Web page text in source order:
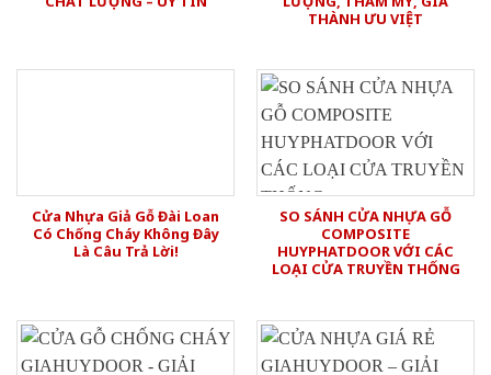
THÀNH ƯU VIỆT
Cửa Nhựa Giả Gỗ Đài Loan
Có Chống Cháy Không Đây
Là Câu Trả Lời!
SO SÁNH CỬA NHỰA GỖ
COMPOSITE
HUYPHATDOOR VỚI CÁC
LOẠI CỬA TRUYỀN THỐNG